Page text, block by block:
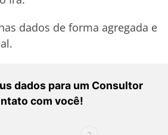
dados de forma agregada e